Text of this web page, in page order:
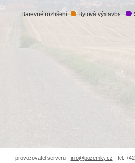
Barevné rozlišení: Bytová výstavba
provozovatel serveru - info@pozemky.cz - tel: